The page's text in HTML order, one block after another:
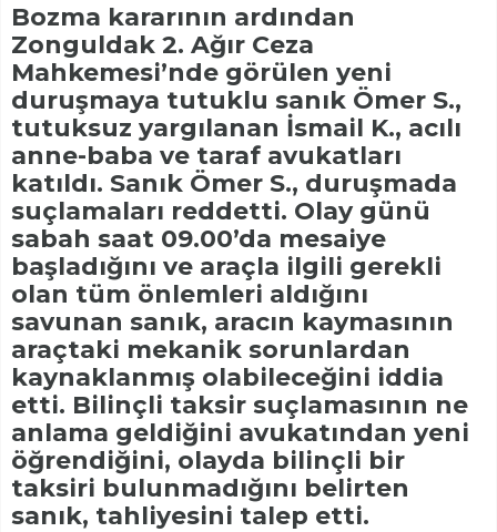
Bozma kararının ardından
Zonguldak 2. Ağır Ceza
Mahkemesi’nde görülen yeni
duruşmaya tutuklu sanık Ömer S.,
tutuksuz yargılanan İsmail K., acılı
anne-baba ve taraf avukatları
katıldı. Sanık Ömer S., duruşmada
suçlamaları reddetti. Olay günü
sabah saat 09.00’da mesaiye
başladığını ve araçla ilgili gerekli
olan tüm önlemleri aldığını
savunan sanık, aracın kaymasının
araçtaki mekanik sorunlardan
kaynaklanmış olabileceğini iddia
etti. Bilinçli taksir suçlamasının ne
anlama geldiğini avukatından yeni
öğrendiğini, olayda bilinçli bir
taksiri bulunmadığını belirten
sanık, tahliyesini talep etti.